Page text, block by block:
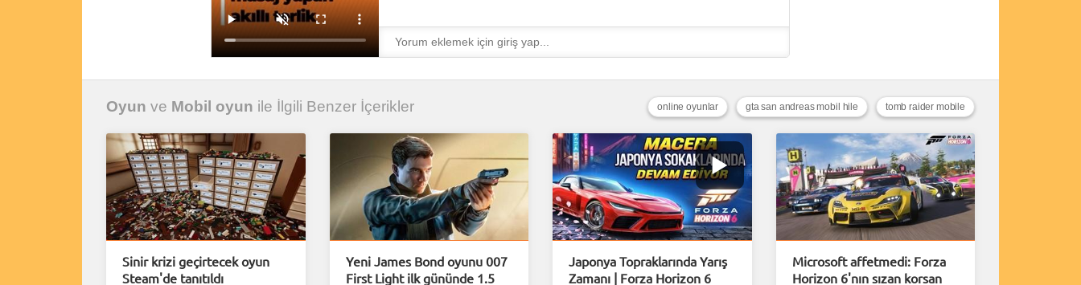
Oyun ve Mobil oyun ile İlgili Benzer İçerikler tomb raider mobile
gta san andreas mobil hile
online oyunlar
Sinir krizi geçirtecek oyun
Steam'de tanıtıldı
Yeni James Bond oyunu 007
First Light ilk gününde 1.5
Japonya Topraklarında Yarış
Zamanı | Forza Horizon 6
Microsoft affetmedi: Forza
Horizon 6'nın sızan korsan